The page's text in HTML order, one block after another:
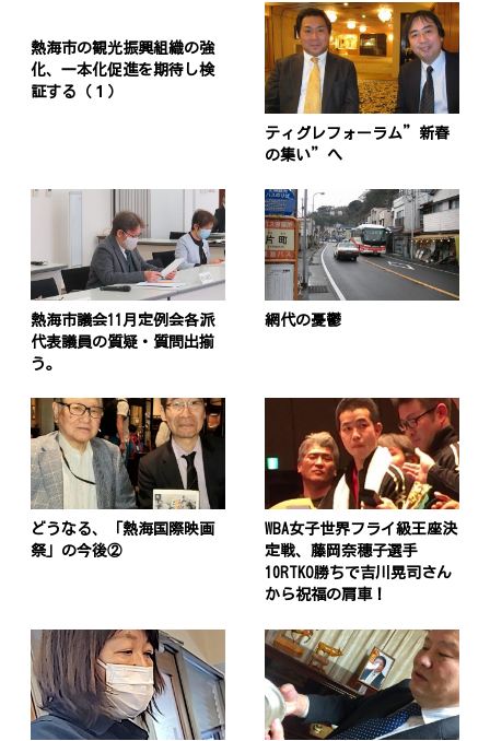
熱海市の観光振興組織の強
化、一本化促進を期待し検
証する（１）
ティグレフォーラム”新春
の集い”へ
熱海市議会11月定例会各派
代表議員の質疑・質問出揃
う。
網代の憂鬱
どうなる、「熱海国際映画
祭」の今後②
WBA女子世界フライ級王座決
定戦、藤岡奈穗子選手
10RTKO勝ちで吉川晃司さん
から祝福の肩車！